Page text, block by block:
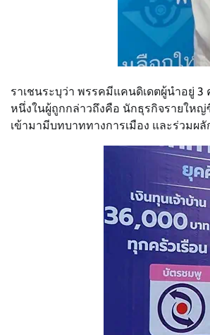
ราเชนระบุว่า พรรคมีแคนดิเดตผู้นำอยู่
หนึ่งในผู้ถูกกล่าวถึงคือ นักธุรกิจรายใหญ่
เข้ามามีบทบาททางการเมือง และร่วมผ